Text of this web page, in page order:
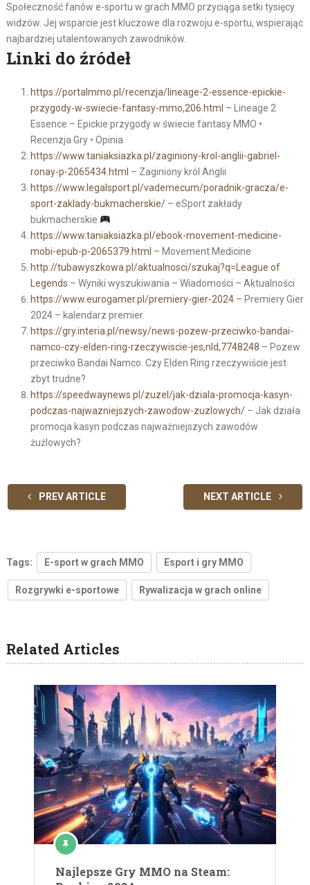
Społeczność fanów e-sportu w grach MMO przyciąga setki tysięcy
widzów. Jej wsparcie jest kluczowe dla rozwoju e-sportu, wspierając
najbardziej utalentowanych zawodników.
Linki do źródeł
https://portalmmo.pl/recenzja/lineage-2-essence-epickie-
przygody-w-swiecie-fantasy-mmo,206.html – Lineage 2
Essence – Epickie przygody w świecie fantasy MMO •
Recenzja Gry • Opinia
https://www.taniaksiazka.pl/zaginiony-krol-anglii-gabriel-
ronay-p-2065434.html – Zaginiony król Anglii
https://www.legalsport.pl/vademecum/poradnik-gracza/e-
sport-zaklady-bukmacherskie/– eSport zakłady
bukmacherskie
https://www.taniaksiazka.pl/ebook-movement-medicine-
mobi-epub-p-2065379.html – Movement Medicine
http://tubawyszkowa.pl/aktualnosci/szukaj?q=League of
Legends – Wyniki wyszukiwania – Wiadomości – Aktualności
https://www.eurogamer.pl/premiery-gier-2024– Premiery Gier
2024 – kalendarz premier
https://gry.interia.pl/newsy/news-pozew-przeciwko-bandai-
namco-czy-elden-ring-rzeczywiscie-jes,nId,7748248 – Pozew
przeciwko Bandai Namco. Czy Elden Ring rzeczywiście jest
zbyt trudne?
https://speedwaynews.pl/zuzel/jak-dziala-promocja-kasyn-
podczas-najwazniejszych-zawodow-zuzlowych/– Jak działa
promocja kasyn podczas najważniejszych zawodów
żużlowych?
PREV ARTICLE NEXT ARTICLE
Tags: E-sport w grach MMO Esport i gry MMO
Rozgrywki e-sportowe Rywalizacja w grach online
Related Articles
Najlepsze Gry MMO na Steam: